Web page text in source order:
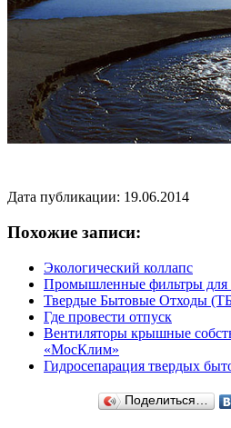
Дата публикации: 19.06.2014
Похожие записи:
Экологический коллапс
Промышленные фильтры для
Твердые Бытовые Отходы
Где провести отпуск
Вентиляторы крышные
«МосКлим»
Гидросепарация твердых
Поделиться…